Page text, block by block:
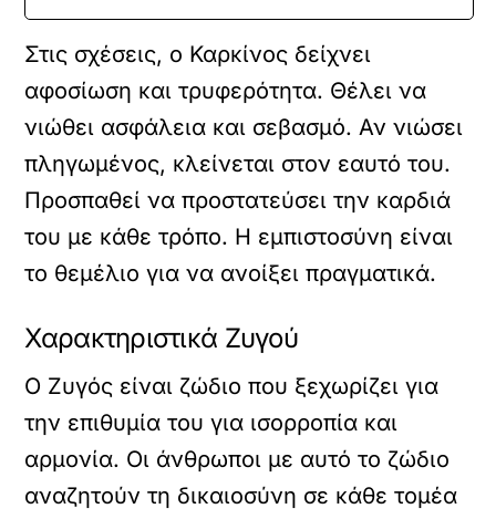
Στις σχέσεις, ο Καρκίνος δείχνει
αφοσίωση και τρυφερότητα. Θέλει να
νιώθει ασφάλεια και σεβασμό. Αν νιώσει
πληγωμένος, κλείνεται στον εαυτό του.
Προσπαθεί να προστατεύσει την καρδιά
του με κάθε τρόπο. Η εμπιστοσύνη είναι
το θεμέλιο για να ανοίξει πραγματικά.
Χαρακτηριστικά Ζυγού
Ο Ζυγός είναι ζώδιο που ξεχωρίζει για
την επιθυμία του για ισορροπία και
αρμονία. Οι άνθρωποι με αυτό το ζώδιο
αναζητούν τη δικαιοσύνη σε κάθε τομέα